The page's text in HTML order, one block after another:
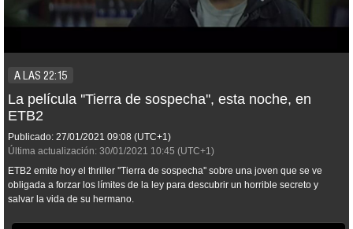
A LAS 22:15
La película ''Tierra de sospecha'', esta noche, en
ETB2
Publicado: 27/01/2021 09:08 (UTC+1)
Última actualización: 30/01/2021 10:45 (UTC+1)
ETB2 emite hoy el thriller ''Tierra de sospecha'' sobre una joven que se ve
obligada a forzar los límites de la ley para descubrir un horrible secreto y
salvar la vida de su hermano.